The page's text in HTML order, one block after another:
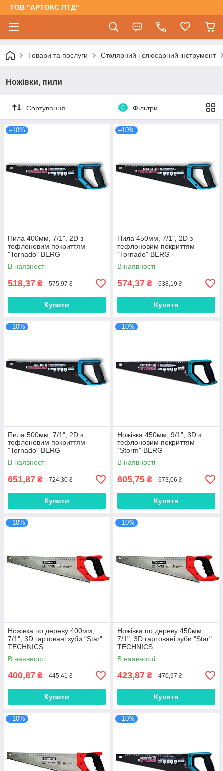
ТОВ "АРТОКС ЛТД"
Товари та послуги Столярний і слюсарний інструмент
Ножівки, пили
Сортування 0 Фільтри
–10%
Пила 400мм, 7/1", 2D з
тефлоновим покриттям
"Tornado" BERG
В наявності
518,37 ₴ 575,97 ₴
Купити
–10%
Пила 450мм, 7/1", 2D з
тефлоновим покриттям
"Tornado" BERG
В наявності
574,37 ₴ 638,19 ₴
Купити
–10%
Пила 500мм, 7/1", 2D з
тефлоновим покриттям
"Tornado" BERG
В наявності
651,87 ₴ 724,30 ₴
Купити
–10%
Ножівка 450мм, 9/1", 3D з
тефлоновим покриттям
"Storm" BERG
В наявності
605,75 ₴ 673,06 ₴
Купити
–10%
Ножівка по дереву 400мм,
7/1", 3D гартовані зуби "Star"
TECHNICS
В наявності
400,87 ₴ 445,41 ₴
Купити
–10%
Ножівка по дереву 450мм,
7/1", 3D гартовані зуби "Star"
TECHNICS
В наявності
423,87 ₴ 470,97 ₴
Купити
–10% –10%